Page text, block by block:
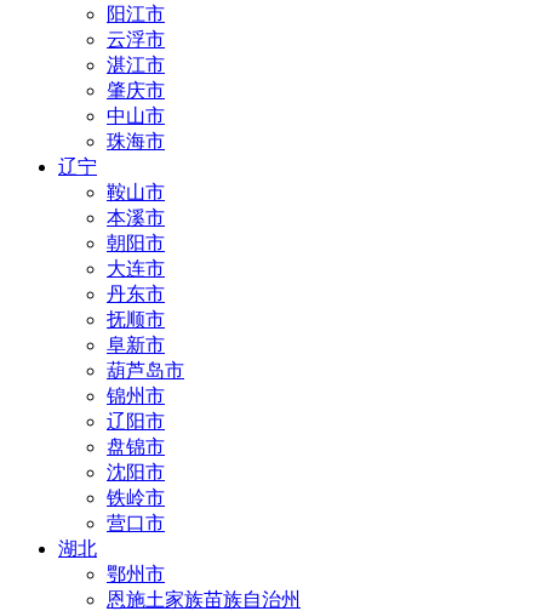
阳江市
云浮市
湛江市
肇庆市
中山市
珠海市
辽宁
鞍山市
本溪市
朝阳市
大连市
丹东市
抚顺市
阜新市
葫芦岛市
锦州市
辽阳市
盘锦市
沈阳市
铁岭市
营口市
湖北
鄂州市
恩施土家族苗族自治州